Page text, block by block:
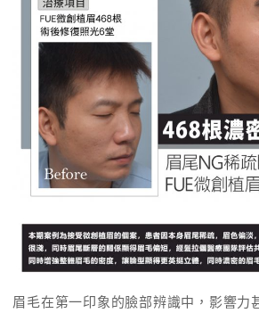
眉毛在第一印象的臉部辨識中，影響力